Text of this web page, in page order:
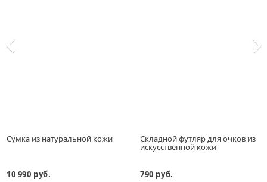
Сумка из натуральной кожи
10 990 руб.
Складной футляр для очков из
искусственной кожи
790 руб.